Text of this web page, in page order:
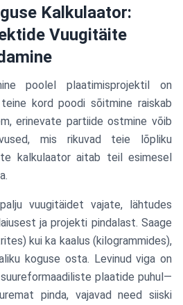
Kalkulaator:
Vuugitäite
poolel plaatimisprojektil on
kord poodi sõitmine raiskab
erinevate partiide ostmine võib
mis rikuvad teie lõpliku
kalkulaator aitab teil esimesel
vuugitäidet vajate, lähtudes
ja projekti pindalast. Saage
kui ka kaalus (kilogrammides),
koguse osta. Levinud viga on
plaatide puhul—
pinda, vajavad need siiski